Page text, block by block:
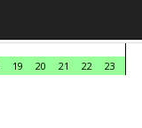
19 20 21 22
23